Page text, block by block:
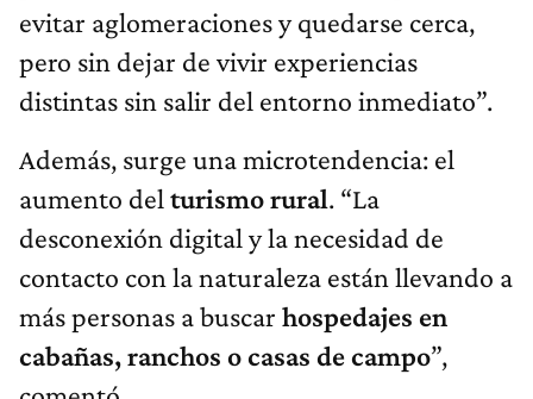
evitar aglomeraciones y quedarse cerca,
pero sin dejar de vivir experiencias
distintas sin salir del entorno inmediato”.
Además, surge una microtendencia: el
aumento del turismo rural. “La
desconexión digital y la necesidad de
contacto con la naturaleza están llevando a
más personas a buscar hospedajes en
cabañas, ranchos o casas de campo”,